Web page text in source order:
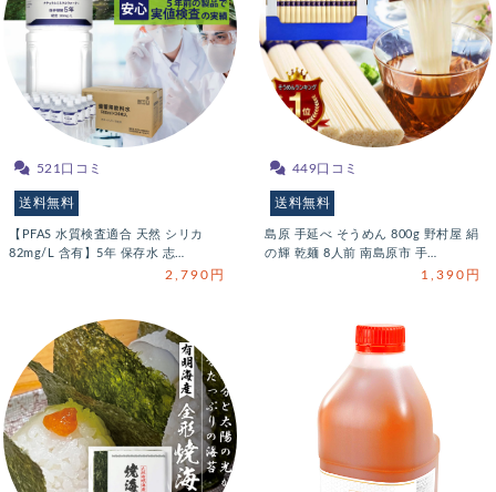
521口コミ
送料無料
【PFAS 水質検査適合 天然 シリカ
82mg/L 含有】5年 保存水 志…
2,790円
449口コミ
送料無料
島原 手延べ そうめん 800g 野村屋 絹
の輝 乾麺 8人前 南島原市 手…
1,390円